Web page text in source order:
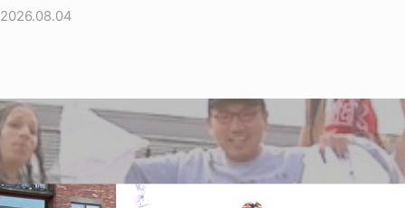
2026.08.04